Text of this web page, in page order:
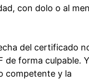
con dolo o al
del certificado
de forma culpable.
competente y la